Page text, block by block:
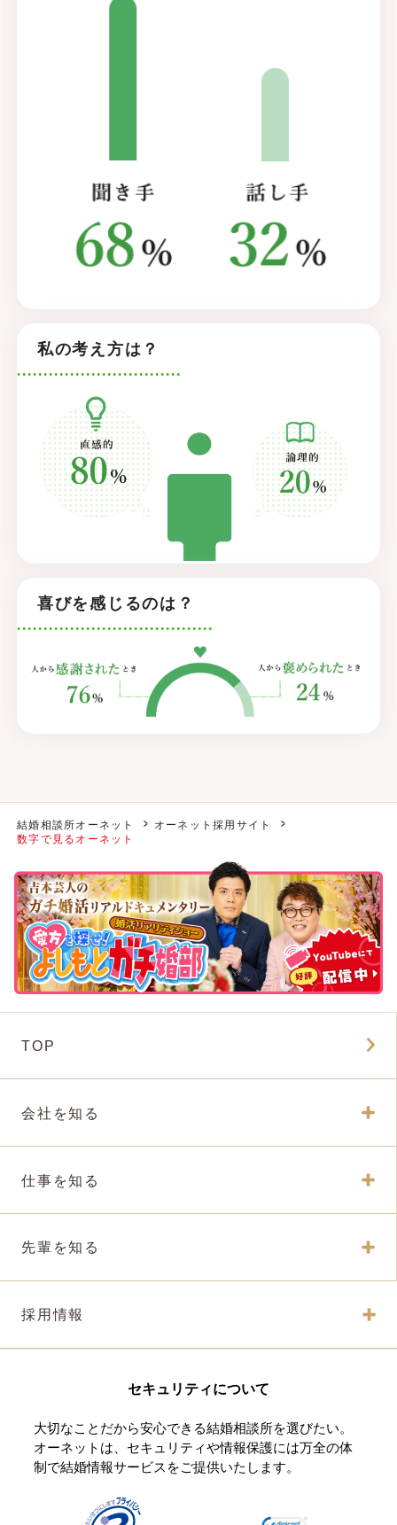
私の考え方は？
喜びを感じるのは？
結婚相談所オーネット
オーネット採用サイト
数字で見るオーネット
TOP
会社を知る
仕事を知る
先輩を知る
採用情報
セキュリティについて
大切なことだから安心できる結婚相談所を選びたい。
オーネットは、セキュリティや情報保護には万全の体
制で結婚情報サービスをご提供いたします。